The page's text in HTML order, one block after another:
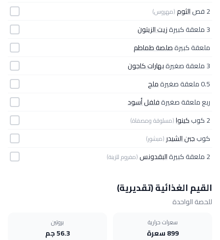
2 فص الثوم(مهروس)
3 ملعقة كبيرة
زيت الزيتون
ملعقة كبيرةصلصة طماطم
3 ملعقة صغيرة
بهارات كاجون
0.5 ملعقة صغيرة
ملح
ربع ملعقة صغيرةفلفل أسود
2 كوب
كينوا(مسلوقة ومصفاة)
كوبجبن الشيدر (مبشور)
2 ملعقة كبيرة البقدونس(مفروم للزينة)
القيم الغذائية (تقديرية)
للحصة الواحدة
سعرات حرارية
899 سعرة
بروتين
56.3 جم